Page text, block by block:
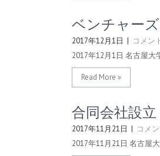
ベンチャー
2017年12月1日 | コメン
2017年12月1日 名古屋
Read More »
合同会社設立
2017年11月21日 | コメ
2017年11月21日 名古屋